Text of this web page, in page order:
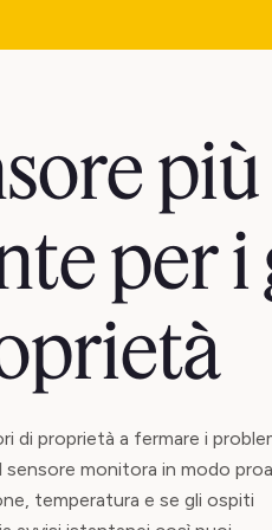
più
per i
di proprietà a fermare i
sensore monitora in modo
temperatura e se gli ospiti